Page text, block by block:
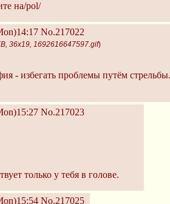
на/pol/
No.217022
36x19, 1692616647597.gif)
- избегать проблемы путём
No.217023
только у тебя в голове.
No.217025